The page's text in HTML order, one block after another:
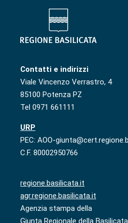
Contatti e indirizzi
Viale Vincenzo Verrastro, 4
85100 Potenza PZ
Tel 0971 661111
URP
PEC: AOO-
C.F. 80002950766
regione.basilicata.it
agr.regione.basilicata.it
Agenzia stampa della
Giunta Regionale della Basilicata